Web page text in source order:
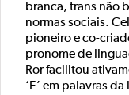
branca, trans não
normas sociais.
pioneiro e co-
pronome de
Ror facilitou
‘E’ em palavras